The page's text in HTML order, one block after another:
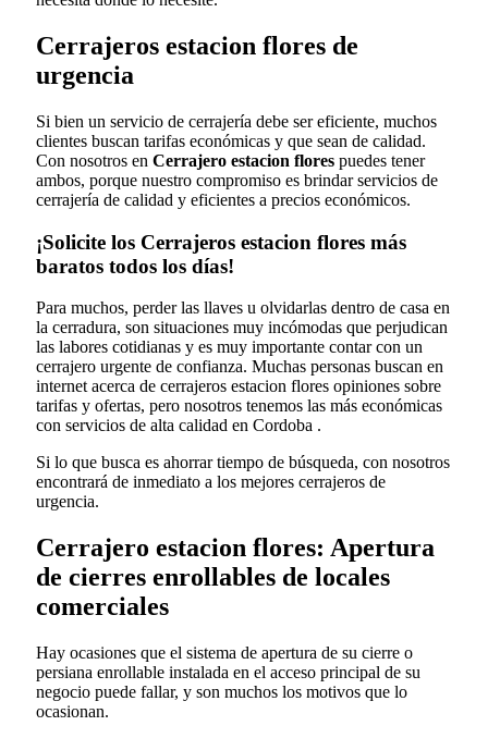
Cerrajeros estacion flores de
urgencia
Si bien un servicio de cerrajería debe ser eficiente, muchos
clientes buscan tarifas económicas y que sean de calidad.
Con nosotros en Cerrajero estacion flores puedes tener
ambos, porque nuestro compromiso es brindar servicios de
cerrajería de calidad y eficientes a precios económicos.
¡Solicite los Cerrajeros estacion flores más
baratos todos los días!
Para muchos, perder las llaves u olvidarlas dentro de casa en
la cerradura, son situaciones muy incómodas que perjudican
las labores cotidianas y es muy importante contar con un
cerrajero urgente de confianza. Muchas personas buscan en
internet acerca de cerrajeros estacion flores opiniones sobre
tarifas y ofertas, pero nosotros tenemos las más económicas
con servicios de alta calidad en Cordoba .
Si lo que busca es ahorrar tiempo de búsqueda, con nosotros
encontrará de inmediato a los mejores cerrajeros de
urgencia.
Cerrajero estacion flores: Apertura
de cierres enrollables de locales
comerciales
Hay ocasiones que el sistema de apertura de su cierre o
persiana enrollable instalada en el acceso principal de su
negocio puede fallar, y son muchos los motivos que lo
ocasionan.